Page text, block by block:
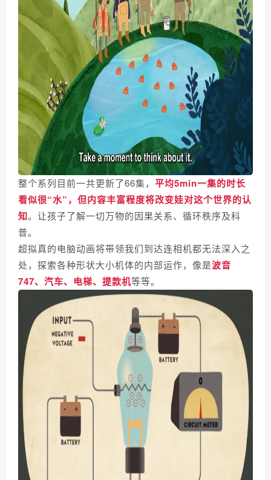
整个系列目前一共更新了66集， 平均5min一集的时长
看似很“水”，但内容丰富程度将改变娃对这个世界的认
知。让孩子了解一切万物的因果关系、循环秩序及科
普。
超拟真的电脑动画将带领我们到达连相机都无法深入之
处，探索各种形状大小机体的内部运作，像是波音
747、汽车、电梯、提款机等等。